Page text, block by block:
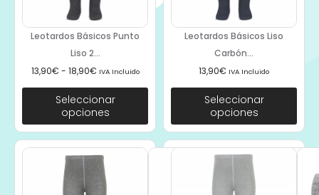
Leotardos Básicos Punto
Liso 2...
13,90€ - 18,90€ IVA Incluido
Seleccionar
opciones
Leotardos Básicos Liso
Carbón...
13,90€ IVA Incluido
Seleccionar
opciones